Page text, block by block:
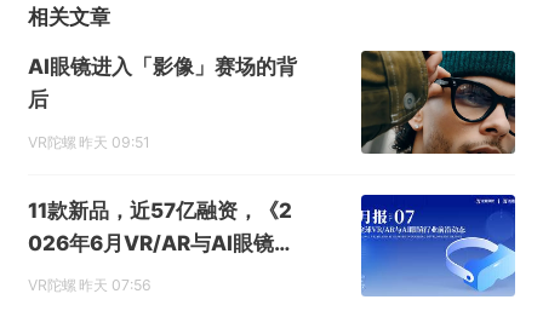
相关文章
AI眼镜进入「影像」赛场的背
后
VR陀螺 昨天 09:51
11款新品，近57亿融资，《2
026年6月VR/AR与AI眼镜行
业月报》发布
VR陀螺 昨天 07:56